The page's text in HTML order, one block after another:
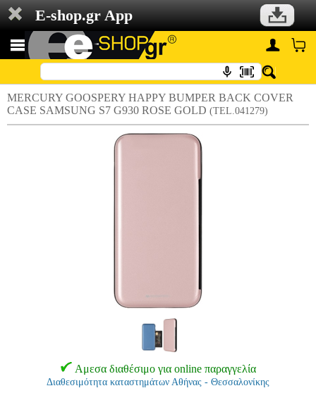
E-shop.gr App
MERCURY GOOSPERY HAPPY BUMPER BACK COVER
CASE SAMSUNG S7 G930 ROSE GOLD (TEL.041279)
Αμεσα διαθέσιμο για online παραγγελία
Διαθεσιμότητα καταστημάτων Αθήνας - Θεσσαλονίκης